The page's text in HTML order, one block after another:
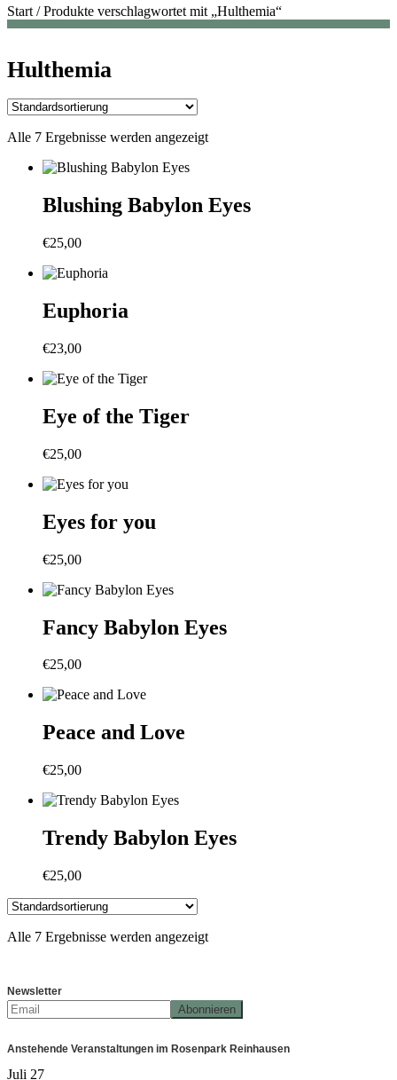
Start /Produkte verschlagwortet mit „Hulthemia“
Hulthemia
Alle 7 Ergebnisse werden angezeigt
Blushing Babylon Eyes
€25,00
Euphoria
€23,00
Eye of the Tiger
€25,00
Eyes for you
€25,00
Fancy Babylon Eyes
€25,00
Peace and Love
€25,00
Trendy Babylon Eyes
€25,00
Alle 7 Ergebnisse werden angezeigt
Newsletter
Anstehende Veranstaltungen im Rosenpark Reinhausen
Juli 27